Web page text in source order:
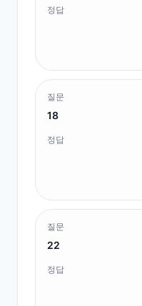
정답
질문
18
정답
질문
22
정답